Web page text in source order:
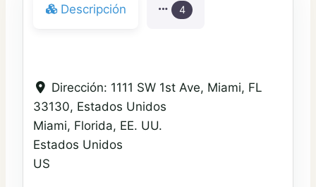
Descripción 4
Dirección: 1111 SW 1st Ave, Miami, FL
33130, Estados Unidos
Miami, Florida, EE. UU.
Estados Unidos
US